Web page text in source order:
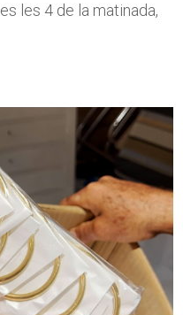
les 4 de la matinada,